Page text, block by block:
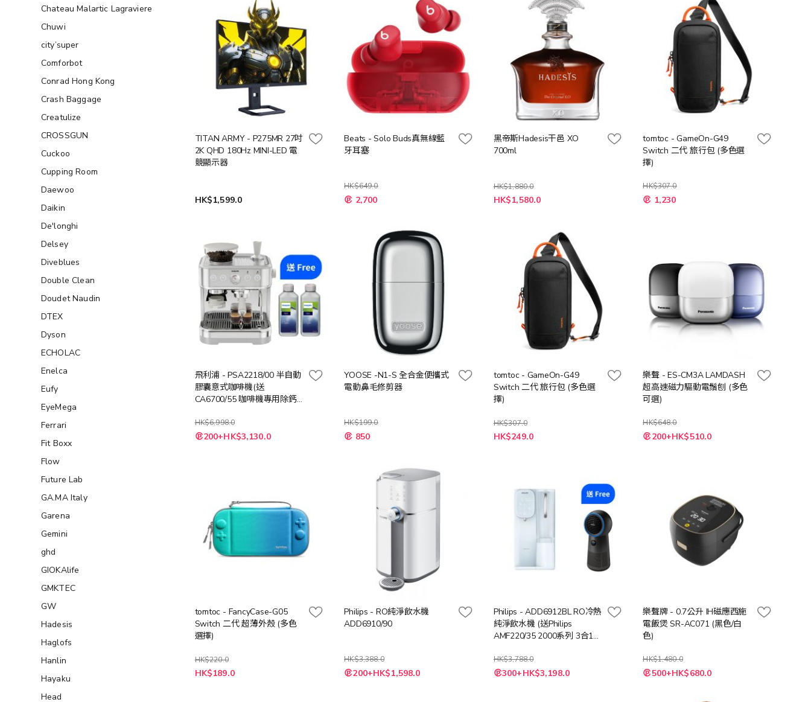
TITAN ARMY - P275MR 27吋
2K QHD 180Hz MINI-LED 電
競顯示器
HK$1,599.0
Beats - Solo Buds真無線藍
牙耳塞
HK$649.0
2,700
黑帝斯Hadesis干邑 XO
700ml
HK$1,880.0
特
殊
HK$1,580.0
tomtoc - GameOn-G49
Switch 二代 旅行包 (多色選
擇)
HK$307.0
1,230
飛利浦 - PSA2218/00 半自動
膠囊意式咖啡機(送
CA6700/55 咖啡機專用除鈣
止)
HK$6,998.0
特
殊 200+HK$3,130.0
YOOSE -N1-S 全合金便攜式
電動鼻毛修剪器
HK$199.0
特
殊 850
tomtoc - GameOn-G49
Switch 二代 旅行包 (多色選
擇)
HK$307.0
HK$249.0
樂聲 - ES-CM3A LAMDASH
超高速磁力驅動電鬚刨 (多色
可選)
HK$648.0
200+HK$510.0
tomtoc - FancyCase-G05
Switch 二代 超薄外殼 (多色
選擇)
HK$220.0
HK$189.0
Philips - RO純淨飲水機
ADD6910/90
HK$3,388.0
特
殊 200+HK$1,598.0
Philips - ADD6912BL RO冷熱
純淨飲水機 (送Philips
AMF220/35 2000系列 3合1風
$3388))
HK$3,788.0
特
殊300+HK$3,198.0
樂聲牌 - 0.7公升 IH磁應西施
電飯煲 SR-AC071 (黑色/白
色)
HK$1,480.0
500+HK$680.0
Chateau Malartic Lagraviere
Chuwi
city’super
Comforbot
Conrad Hong Kong
Crash Baggage
Creatulize
CROSSGUN
Cuckoo
Cupping Room
Daewoo
Daikin
De'longhi
Delsey
Diveblues
Double Clean
Doudet Naudin
DTEX
Dyson
ECHOLAC
Enelca
Eufy
EyeMega
Ferrari
Fit Boxx
Flow
Future Lab
GA.MA Italy
Garena
Gemini
ghd
GIOKAlife
GMKTEC
GW
Hadesis
Haglofs
Hanlin
Hayaku
Head